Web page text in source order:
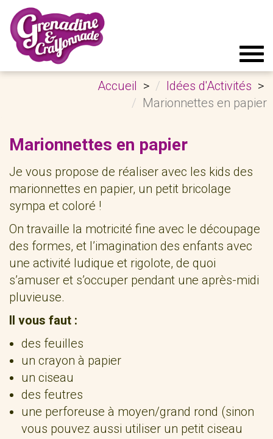
Accueil
Idées d'Activités
Marionnettes en papier
Marionnettes en papier
Je vous propose de réaliser avec les kids des
marionnettes en papier, un petit bricolage
sympa et coloré !
On travaille la motricité fine avec le découpage
des formes, et l’imagination des enfants avec
une activité ludique et rigolote, de quoi
s’amuser et s’occuper pendant une après-midi
pluvieuse.
Il vous faut :
des feuilles
un crayon à papier
un ciseau
des feutres
une perforeuse à moyen/grand rond (sinon
vous pouvez aussi utiliser un petit ciseau